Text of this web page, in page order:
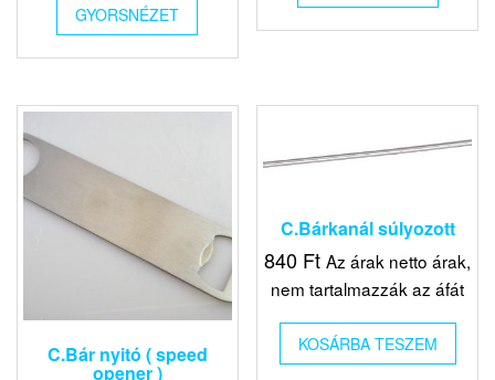
GYORSNÉZET
C.Bár nyitó ( speed
opener )
C.Bárkanál súlyozott
840 Ft Az árak netto árak,
nem tartalmazzák az áfát
KOSÁRBA TESZEM